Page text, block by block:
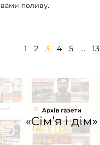
поливу.
1 2 3 4 5 … 13
Архів газети
«Сім’я і дім»